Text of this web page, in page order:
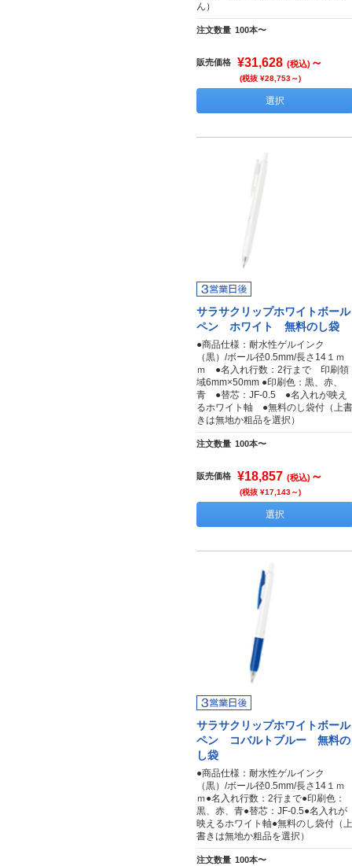
ん）
注文数量 100本〜
販売価格 ¥31,628 (税込) ～
(税抜 ¥28,753～)
選択
サラサクリップホワイトボール
ペン ホワイト 無料のし袋
●商品仕様：耐水性ゲルインク
（黒）/ボール径0.5mm/長さ14１ｍ
ｍ ●名入れ行数：2行まで 印刷領
域6mm×50mm ●印刷色：黒、赤、
青 ●替芯：JF-0.5 ●名入れが映え
るホワイト軸 ●無料のし袋付（上書
きは無地か粗品を選択）
注文数量 100本〜
販売価格 ¥18,857 (税込) ～
(税抜 ¥17,143～)
選択
サラサクリップホワイトボール
ペン コバルトブルー 無料の
し袋
●商品仕様：耐水性ゲルインク
（黒）/ボール径0.5mm/長さ14１ｍ
ｍ●名入れ行数：2行まで●印刷色：
黒、赤、青●替芯：JF-0.5●名入れが
映えるホワイト軸●無料のし袋付（上
書きは無地か粗品を選択）
注文数量 100本〜